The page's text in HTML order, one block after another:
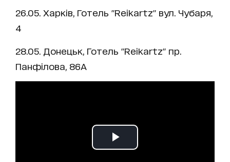
26.05. Харків, Готель "Reikartz" вул. Чубаря,
4
28.05. Донецьк, Готель "Reikartz" пр.
Панфілова, 86А